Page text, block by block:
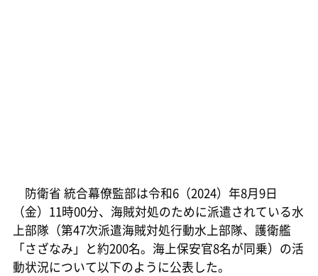
防衛省 統合幕僚監部は令和6（2024）年8月9日
（金）11時00分、海賊対処のために派遣されている水
上部隊（第47次派遣海賊対処行動水上部隊、護衛艦
「さざなみ」と約200名。海上保安官8名が同乗）の活
動状況について以下のように公表した。